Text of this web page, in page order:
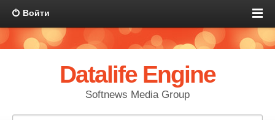
Войти
Datalife Engine
Softnews Media Group